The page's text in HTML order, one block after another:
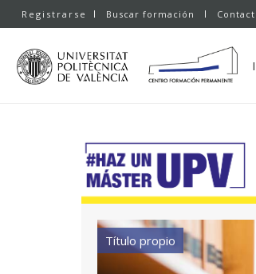
Registrarse Buscar formación
Título propio